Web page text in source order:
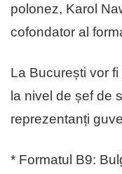
polonez, Karol
cofondator al
La București vor
la nivel de șef de
reprezentanți
* Formatul B9: